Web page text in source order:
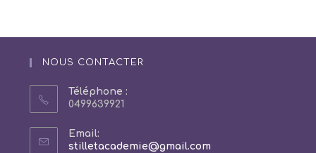
NOUS CONTACTER
Téléphone :
0499639921
Email:
stilletacademie@gmail.comS’ouvre